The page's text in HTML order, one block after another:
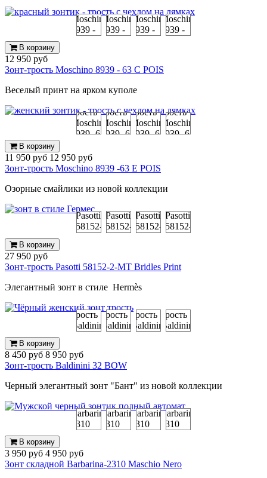
В корзину
12 950 руб
Зонт-трость Moschino 8939 - 63 C POIS
Веселый принт на ярком куполе
В корзину
11 950 руб 12 950 руб
Зонт-трость Moschino 8939 -63 E POIS
Озорные смайлики из новой коллекции
В корзину
27 950 руб
Зонт-трость Pasotti 58152-2-MT Bridles Print
Элегантный зонт в стиле Hermès
В корзину
8 450 руб 8 950 руб
Зонт-трость Baldinini 32 BOW
Черный элегантный зонт "Бант" из новой коллекции
В корзину
3 950 руб 4 950 руб
Зонт складной Barbarina-2310 Maschio Nero